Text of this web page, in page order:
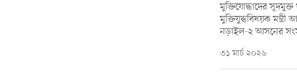
মুক্তিযোদ্ধাদের
মুক্তিযুদ্ধবিষয়ক
নড়াইল-২ আসনের
৩১ মার্চ ২০২৬